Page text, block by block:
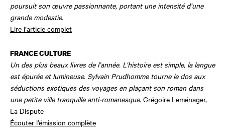
poursuit son œuvre passionnante, portant une intensité d’une
grande modestie.
Lire l’article complet
FRANCE CULTURE
Un des plus beaux livres de l’année. L’histoire est simple, la langue
est épurée et lumineuse. Sylvain Prudhomme tourne le dos aux
séductions exotiques des voyages en plaçant son roman dans
une petite ville tranquille anti-romanesque. Grégoire Leménager,
La Dispute
Écouter l’émission complète